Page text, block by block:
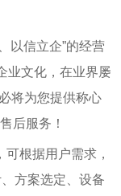
以信立企”的经营
业文化，在业界屡
将为您提供称心
后服务！
根据用户需求，
方案选定、设备